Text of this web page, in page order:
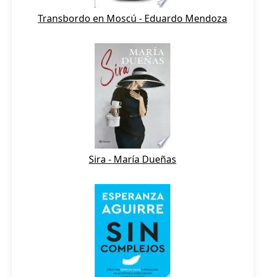
Transbordo en Moscú - Eduardo Mendoza
Sira - María Dueñas